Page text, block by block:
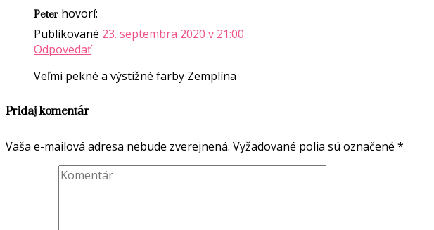
Peter hovorí:
Publikované 23. septembra 2020 v 21:00
Odpovedať
Veľmi pekné a výstižné farby Zemplína
Pridaj komentár
Vaša e-mailová adresa nebude zverejnená. Vyžadované polia sú označené *